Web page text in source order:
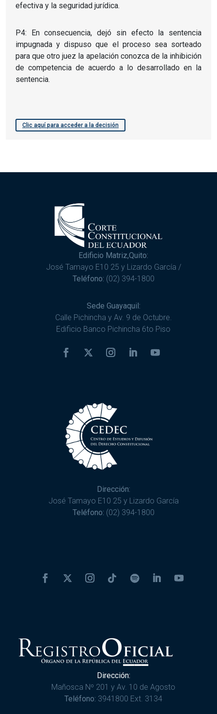
efectiva y la seguridad jurídica.
P4: En consecuencia, dejó sin efecto la sentencia
impugnada y dispuso que el proceso sea sorteado
para que otro juez la apelación conozca de la inhibición
de competencia de acuerdo a lo desarrollado en la
sentencia.
Clic aquí para acceder a la decisión
Edificio Matriz,Quito:
José Tamayo E10 25 y Lizardo García /
Teléfono: (02) 394-1800
Sede Guayaquil:
Calle Pichincha y Av. 9 de Octubre.
Edificio Banco Pichincha 6to Piso
Dirección:
José Tamayo E10 25 y Lizardo García
Teléfono: (02) 394-1800
Dirección:
Mañosca Nº 201 y Av. 10 de Agosto
Teléfono: 3941800 Ext. 3134